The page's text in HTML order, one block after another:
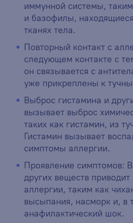
иммунной системы,
и базофилы,
тканях тела.
Повторный контакт с
следующем контакте с
он связывается с
уже прикреплены к
Выброс гистамина и
вызывает выброс
таких как гистамин, из
Гистамин вызывает
симптомы аллергии.
Проявление симптомов:
других веществ
аллергии, таким как
высыпания, насморк и, в
анафилактический шок.